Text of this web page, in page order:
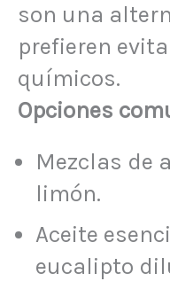
son una
prefieren
químicos.
Opciones
Mezclas de
limón.
Aceite
eucalipto